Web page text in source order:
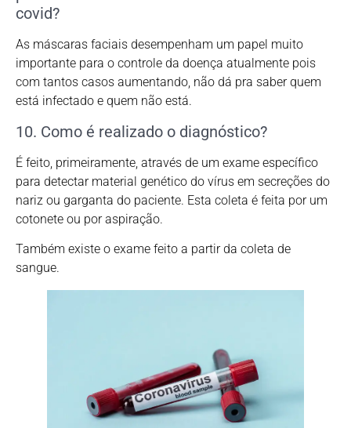
covid?
As máscaras faciais desempenham um papel muito
importante para o controle da doença atualmente pois
com tantos casos aumentando, não dá pra saber quem
está infectado e quem não está.
10. Como é realizado o diagnóstico?
É feito, primeiramente, através de um exame específico
para detectar material genético do vírus em secreções do
nariz ou garganta do paciente. Esta coleta é feita por um
cotonete ou por aspiração.
Também existe o exame feito a partir da coleta de
sangue.